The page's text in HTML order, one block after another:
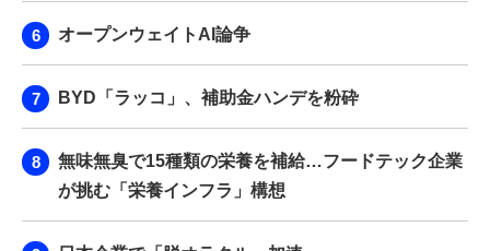
オープンウェイトAI論争
BYD「ラッコ」、補助金ハンデを粉砕
無味無臭で15種類の栄養を補給…フードテック企業
が挑む「栄養インフラ」構想